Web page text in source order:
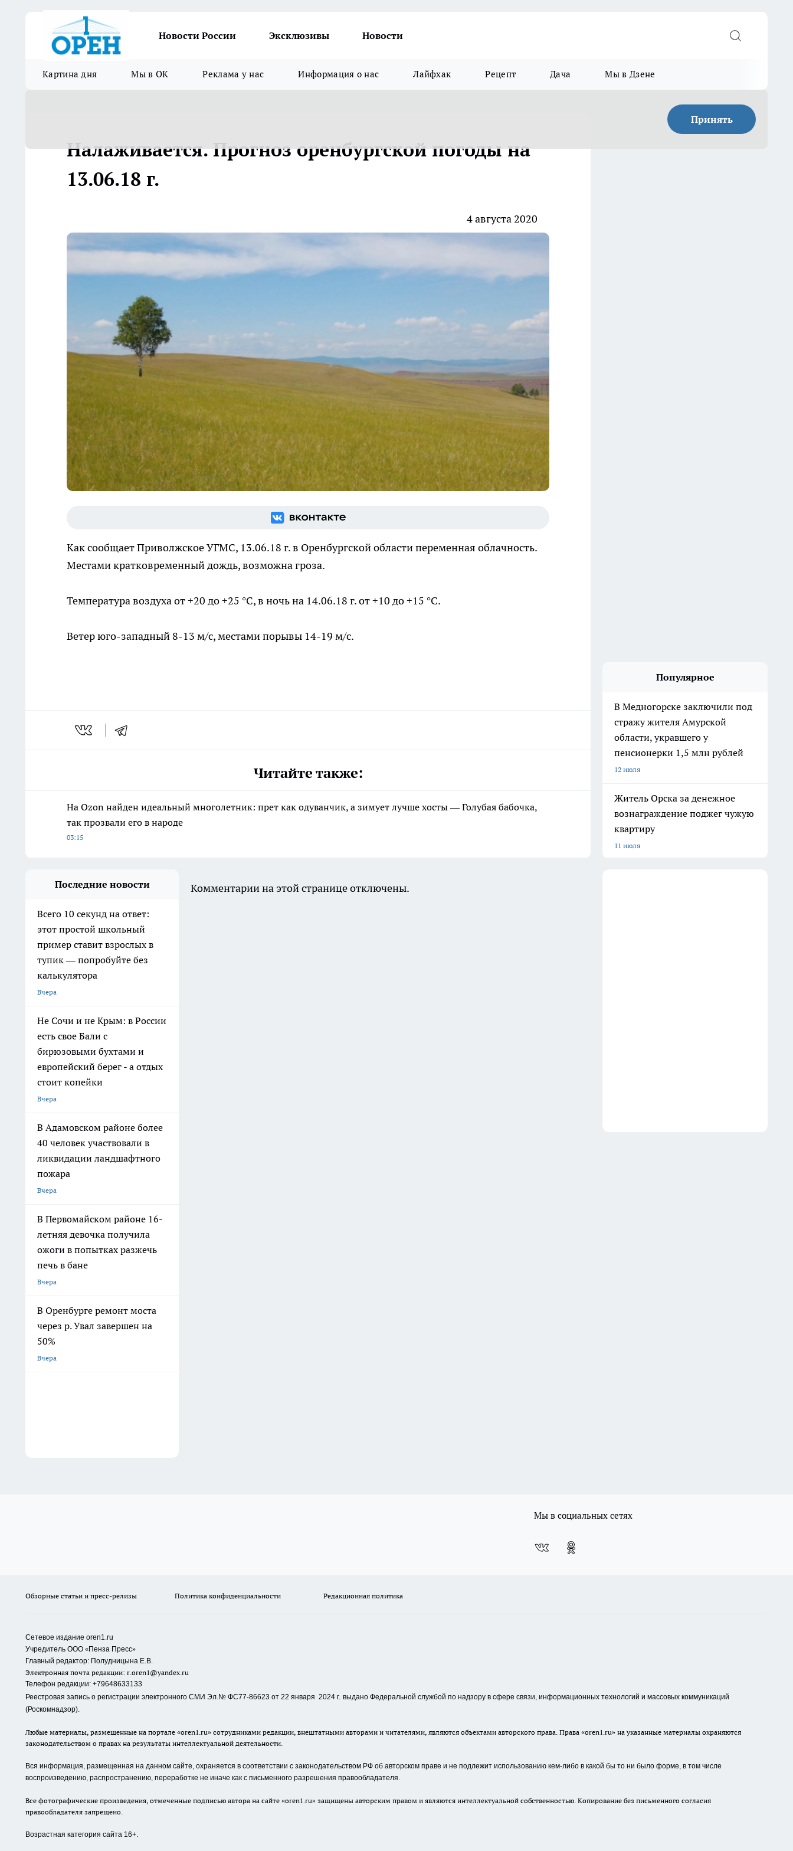
Новости России Эксклюзивы Новости
Картина дня Мы в ОК Реклама у нас Информация о нас Лайфхак Рецепт Дача Мы в Дзене
Принять
Налаживается. Прогноз оренбургской погоды на
13.06.18 г.
4 августа 2020
Как сообщает Приволжское УГМС, 13.06.18 г. в Оренбургской области переменная облачность.
Местами кратковременный дождь, возможна гроза.
Температура воздуха от +20 до +25 °C, в ночь на 14.06.18 г. от +10 до +15 °C.
Ветер юго-западный 8-13 м/с, местами порывы 14-19 м/с.
Читайте также:
На Ozon найден идеальный многолетник: прет как одуванчик, а зимует лучше хосты — Голубая бабочка,
так прозвали его в народе
03:15
Популярное
В Медногорске заключили под
стражу жителя Амурской
области, укравшего у
пенсионерки 1,5 млн рублей
12 июля
Житель Орска за денежное
вознаграждение поджег чужую
квартиру
11 июля
Последние новости
Всего 10 секунд на ответ:
этот простой школьный
пример ставит взрослых в
тупик — попробуйте без
калькулятора
Вчера
Не Сочи и не Крым: в России
есть свое Бали с
бирюзовыми бухтами и
европейский берег - а отдых
стоит копейки
Вчера
В Адамовском районе более
40 человек участвовали в
ликвидации ландшафтного
пожара
Вчера
В Первомайском районе 16-
летняя девочка получила
ожоги в попытках разжечь
печь в бане
Вчера
В Оренбурге ремонт моста
через р. Увал завершен на
50%
Вчера
Комментарии на этой странице отключены.
Мы в социальных сетях
Обзорные статьи и пресс-релизы Политика конфиденциальности Редакционная политика
Сетевое издание oren1.ru
Учредитель ООО «Пенза Пресс»
Главный редактор: Полудницына Е.В.
Электронная почта редакции: r.oren1@yandex.ru
Телефон редакции: +79648633133
Реестровая запись о регистрации электронного СМИ Эл.№ ФС77-86623 от 22 января 2024 г. выдано Федеральной службой по надзору в сфере связи, информационных технологий и массовых коммуникаций
(Роскомнадзор).
Любые материалы, размещенные на портале «oren1.ru» сотрудниками редакции, внештатными авторами и читателями, являются объектами авторского права. Права «oren1.ru» на указанные материалы охраняются
законодательством о правах на результаты интеллектуальной деятельности.
Вся информация, размещенная на данном сайте, охраняется в соответствии с законодательством РФ об авторском праве и не подлежит использованию кем-либо в какой бы то ни было форме, в том числе
воспроизведению, распространению, переработке не иначе как с письменного разрешения правообладателя.
Все фотографические произведения, отмеченные подписью автора на сайте «oren1.ru» защищены авторским правом и являются интеллектуальной собственностью. Копирование без письменного согласия
правообладателя запрещено.
Возрастная категория сайта 16+.